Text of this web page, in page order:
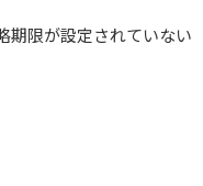
期限が設定されていない